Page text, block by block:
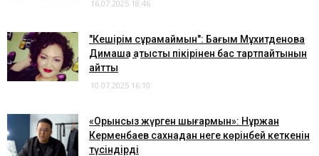
16.07.2025 18:46
"Кешірім сұрамаймын": Бағым Мұхитденова
Димашқа қатысты пікірінен бас тартпайтынын
айтты
10.07.2025 16:10
«Орынсыз жүрген шығармын»: Нұржан
Керменбаев сахнадан неге көрінбей кеткенін
түсіндірді